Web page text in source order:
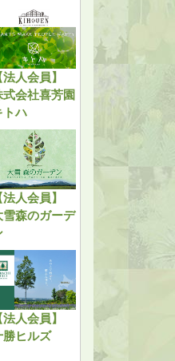
法人会員】
式会社喜芳園
トハ
法人会員】
雪森のガーデ
法人会員】
勝ヒルズ